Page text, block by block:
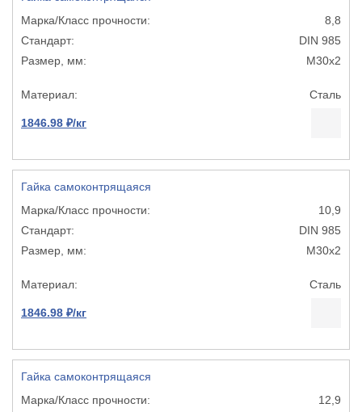
8,8
DIN 985
М30х2
Сталь
1846.98 ₽/кг
Гайка самоконтрящаяся
10,9
DIN 985
М30х2
Сталь
1846.98 ₽/кг
Гайка самоконтрящаяся
12,9